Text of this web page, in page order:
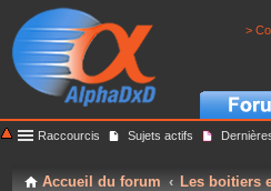
>
Raccourcis Sujets actifs
Accueil du forum Les boitiers